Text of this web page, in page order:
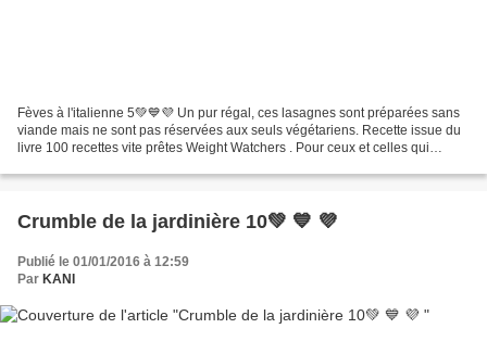
Fèves à l'italienne 5💚💙💜 Un pur régal, ces lasagnes sont préparées sans
viande mais ne sont pas réservées aux seuls végétariens. Recette issue du
livre 100 recettes vite prêtes Weight Watchers . Pour ceux et celles qui
Crumble de la jardinière 10💚 💙 💜
Publié le 01/01/2016 à 12:59
Par KANI